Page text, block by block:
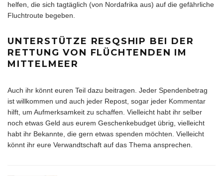
helfen, die sich tagtäglich (von Nordafrika aus) auf die gefährliche
Fluchtroute begeben.
UNTERSTÜTZE RESQSHIP BEI DER
RETTUNG VON FLÜCHTENDEN IM
MITTELMEER
Auch ihr könnt euren Teil dazu beitragen. Jeder Spendenbetrag
ist willkommen und auch jeder Repost, sogar jeder Kommentar
hilft, um Aufmerksamkeit zu schaffen. Vielleicht habt ihr selber
noch etwas Geld aus eurem Geschenkebudget übrig, vielleicht
habt ihr Bekannte, die gern etwas spenden möchten. Vielleicht
könnt ihr eure Verwandtschaft auf das Thema ansprechen.